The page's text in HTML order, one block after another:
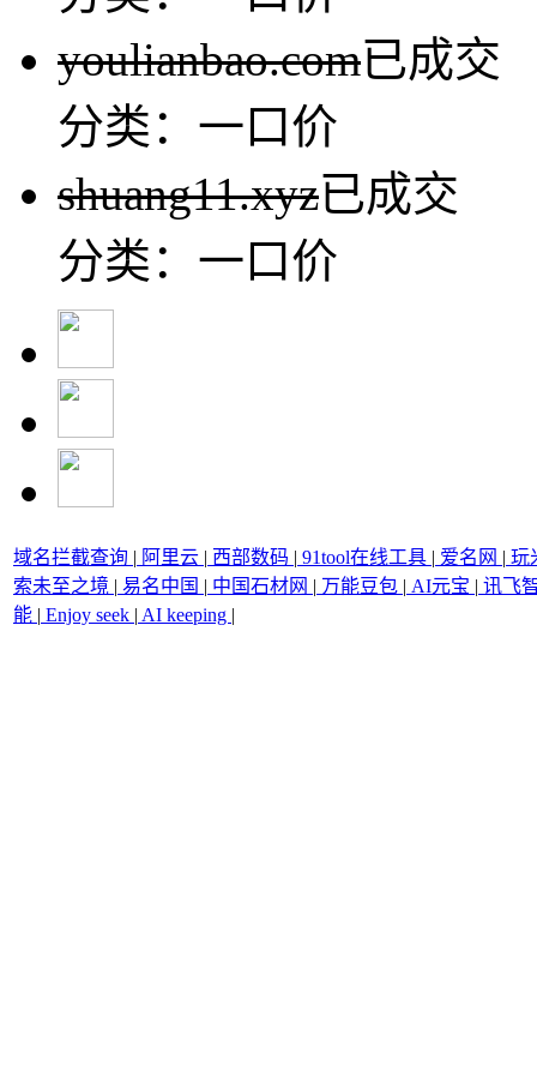
youlianbao.com已成交
分类：一口价
shuang11.xyz已成交
分类：一口价
域名拦截查询 | 阿里云 | 西部数码 | 91tool在线工具 | 爱名网 | 玩
索未至之境 | 易名中国 | 中国石材网 | 万能豆包 | AI元宝 | 讯飞
能 | Enjoy seek | AI keeping |